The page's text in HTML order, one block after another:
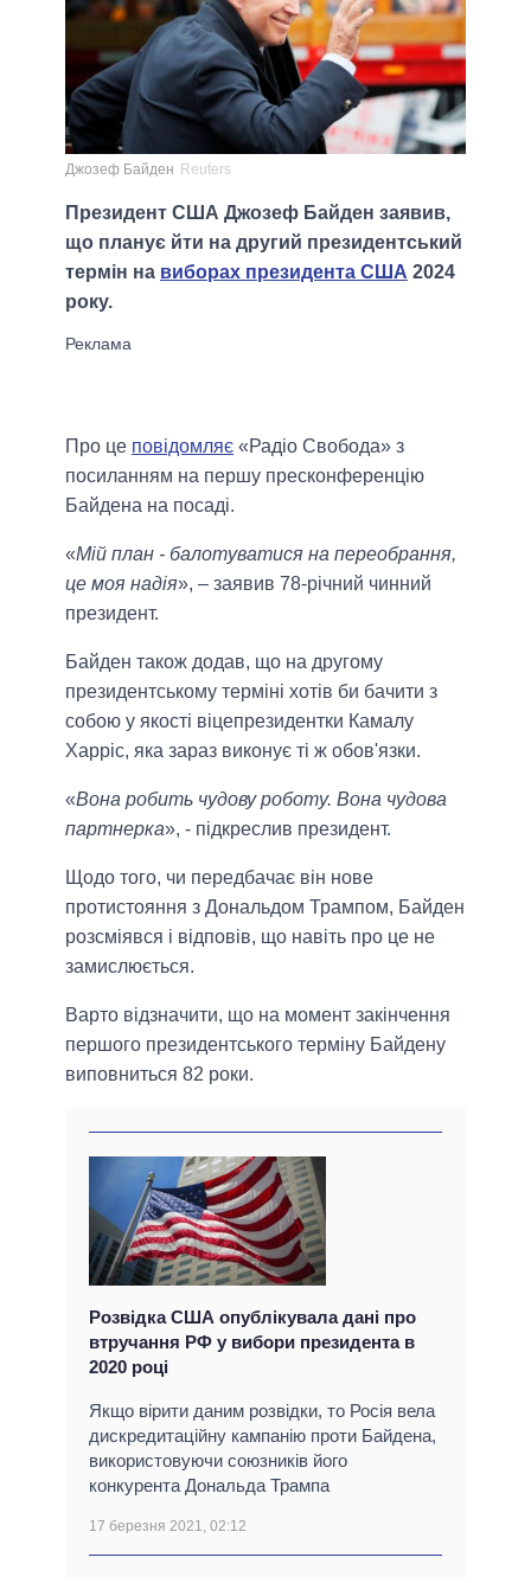
Джозеф Байден Reuters
Президент США Джозеф Байден заявив,
що планує йти на другий президентський
термін на виборах президента США 2024
року.
Про це повідомляє «Радіо Свобода» з
посиланням на першу пресконференцію
Байдена на посаді.
«Мій план - балотуватися на переобрання,
це моя надія», – заявив 78-річний чинний
президент.
Байден також додав, що на другому
президентському терміні хотів би бачити з
собою у якості віцепрезидентки Камалу
Харріс, яка зараз виконує ті ж обов'язки.
«Вона робить чудову роботу. Вона чудова
партнерка», - підкреслив президент.
Щодо того, чи передбачає він нове
протистояння з Дональдом Трампом, Байден
розсміявся і відповів, що навіть про це не
замислюється.
Варто відзначити, що на момент закінчення
першого президентського терміну Байдену
виповниться 82 роки.
Розвідка США опублікувала дані про
втручання РФ у вибори президента в
2020 році
Якщо вірити даним розвідки, то Росія вела
дискредитаційну кампанію проти Байдена,
використовуючи союзників його
конкурента Дональда Трампа
17 березня 2021, 02:12